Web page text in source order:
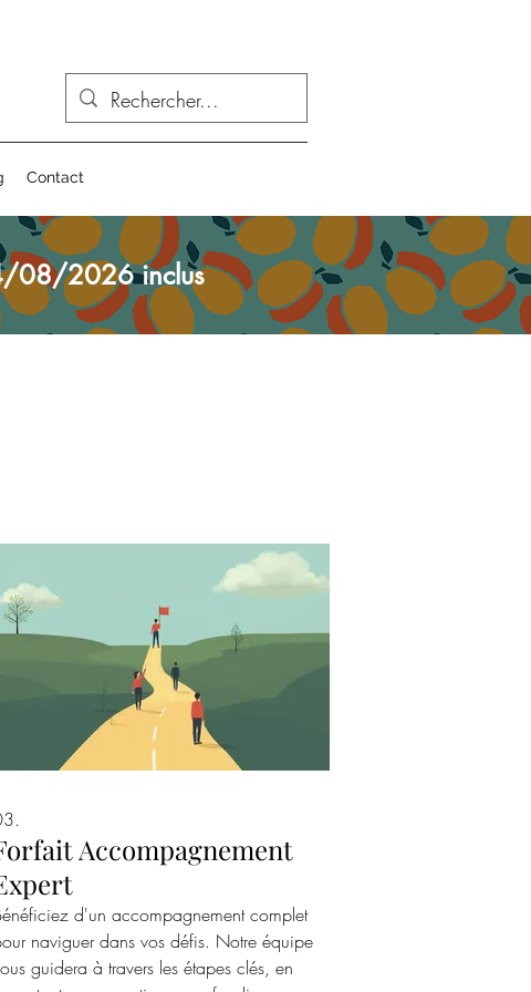
Contact
08/2026 inclus
Accompagnement
d'un accompagnement complet
naviguer dans vos défis. Notre équipe
guidera à travers les étapes clés, en